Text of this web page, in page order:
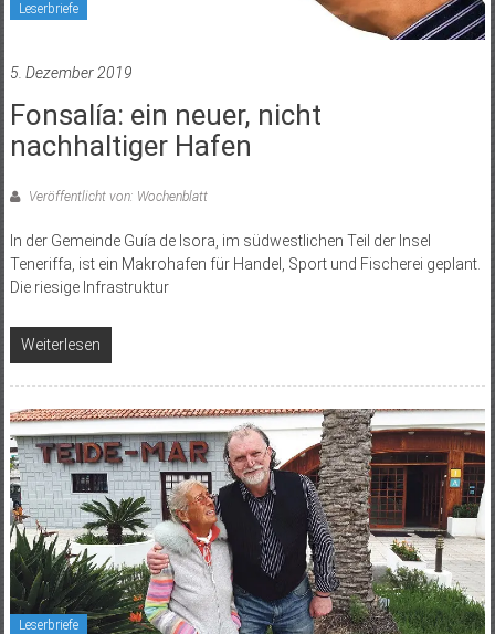
Leserbriefe
5. Dezember 2019
Fonsalía: ein neuer, nicht
nachhaltiger Hafen
Veröffentlicht von: Wochenblatt
In der Gemeinde Guía de Isora, im südwestlichen Teil der Insel
Teneriffa, ist ein Makrohafen für Handel, Sport und Fischerei geplant.
Die riesige Infrastruktur
Weiterlesen
Leserbriefe